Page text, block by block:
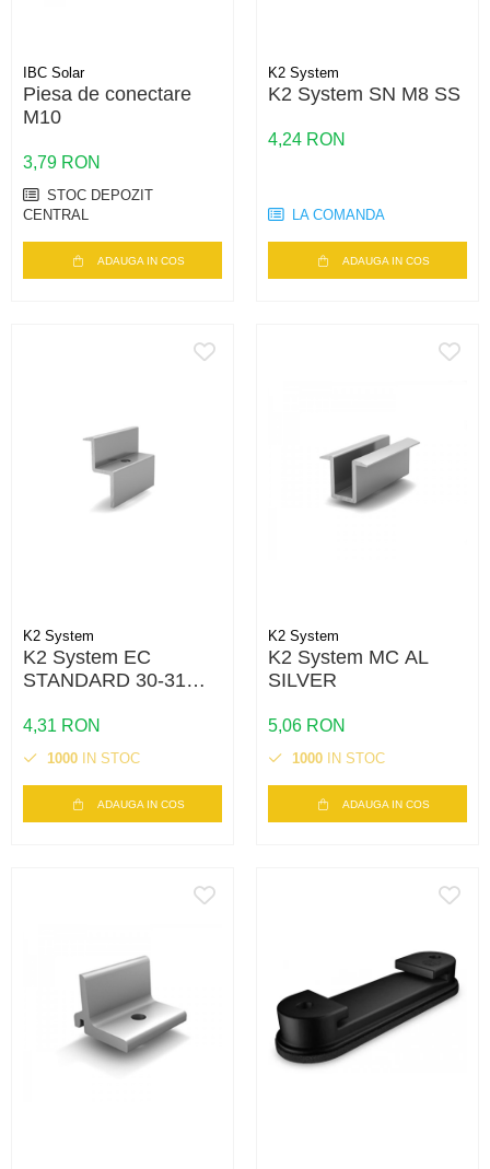
IBC Solar
Piesa de conectare
M10
3,79 RON
STOC DEPOZIT
CENTRAL
ADAUGA IN COS
K2 System
K2 System SN M8 SS
4,24 RON
LA COMANDA
ADAUGA IN COS
K2 System
K2 System EC
STANDARD 30-31
4,31 RON
1000 IN STOC
ADAUGA IN COS
K2 System
K2 System MC AL
SILVER
5,06 RON
1000 IN STOC
ADAUGA IN COS